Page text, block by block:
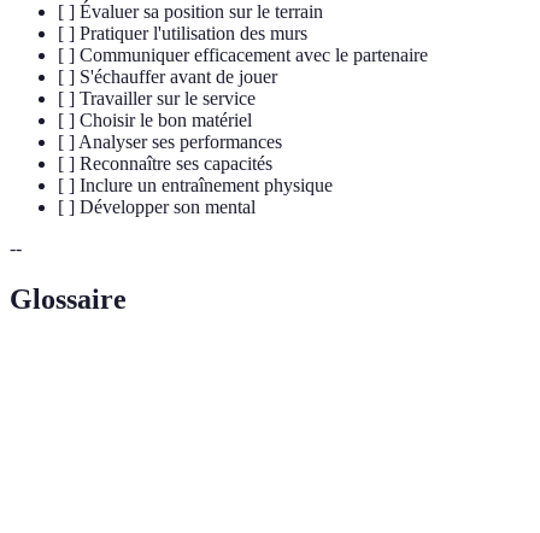
[ ] Évaluer sa position sur le terrain
[ ] Pratiquer l'utilisation des murs
[ ] Communiquer efficacement avec le partenaire
[ ] S'échauffer avant de jouer
[ ] Travailler sur le service
[ ] Choisir le bon matériel
[ ] Analyser ses performances
[ ] Reconnaître ses capacités
[ ] Inclure un entraînement physique
[ ] Développer son mental
--
Glossaire